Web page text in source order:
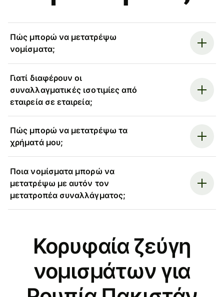
Πώς μπορώ να μετατρέψω
νομίσματα;
Γιατί διαφέρουν οι
συναλλαγματικές ισοτιμίες από
εταιρεία σε εταιρεία;
Πώς μπορώ να μετατρέψω τα
χρήματά μου;
Ποια νομίσματα μπορώ να
μετατρέψω με αυτόν τον
μετατροπέα συναλλάγματος;
Κορυφαία ζεύγη
νομισμάτων για